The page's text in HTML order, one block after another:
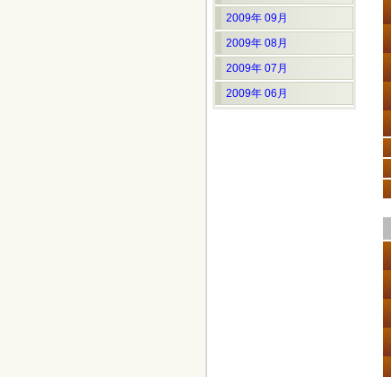
2009年 09月
2009年 08月
2009年 07月
2009年 06月